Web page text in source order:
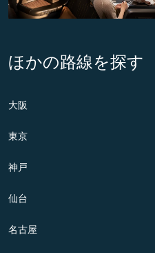
ほかの路線を探す
大阪
東京
神戸
仙台
名古屋